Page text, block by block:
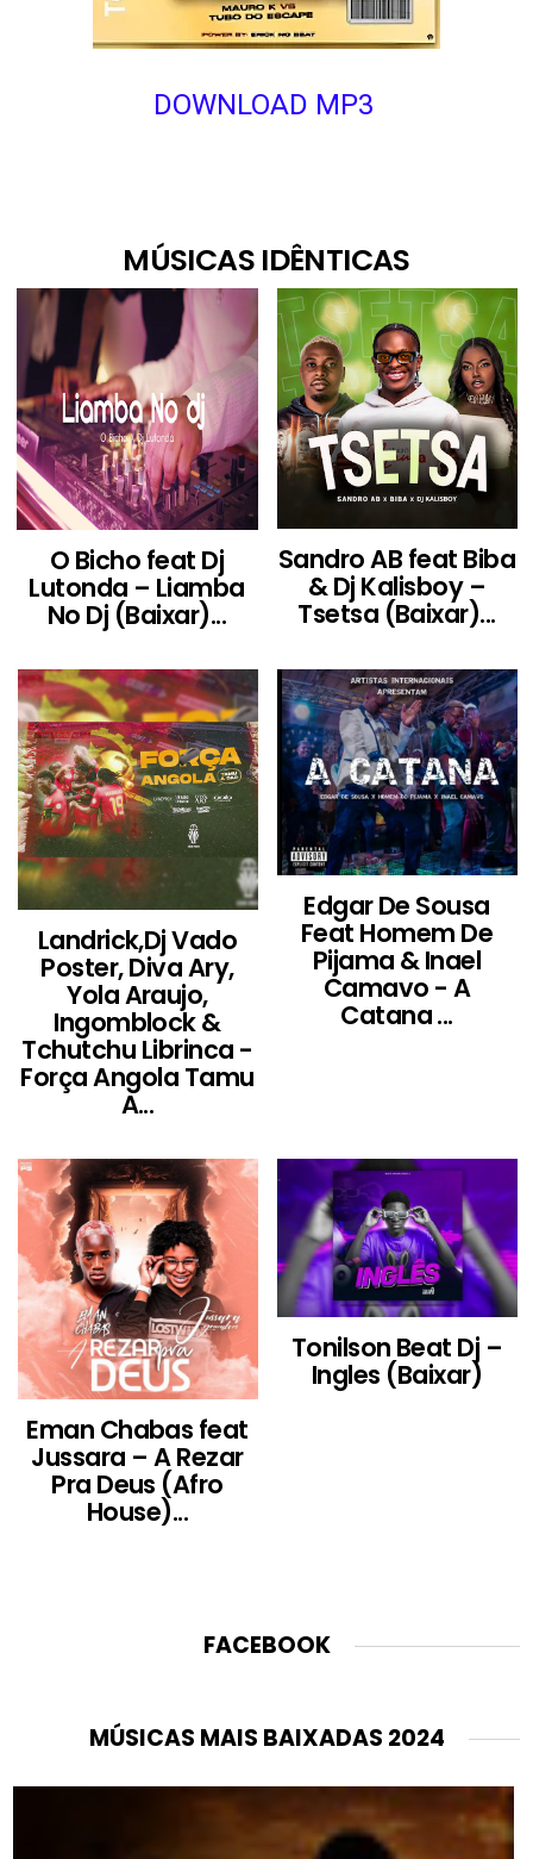
DOWNLOAD MP3
MÚSICAS IDÊNTICAS
O Bicho feat Dj
Lutonda – Liamba
No Dj (Baixar)...
Sandro AB feat Biba
& Dj Kalisboy –
Tsetsa (Baixar)...
Landrick,Dj Vado
Poster, Diva Ary,
Yola Araujo,
Ingomblock &
Tchutchu Librinca -
Força Angola Tamu
A...
Edgar De Sousa
Feat Homem De
Pijama & Inael
Camavo - A
Catana ...
Eman Chabas feat
Jussara – A Rezar
Pra Deus (Afro
House)...
Tonilson Beat Dj –
Ingles (Baixar)
FACEBOOK
MÚSICAS MAIS BAIXADAS 2024